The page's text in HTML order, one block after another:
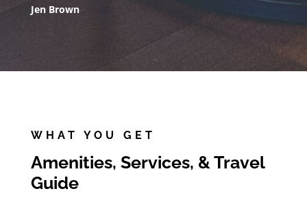
Jen Brown
WHAT YOU GET
Amenities, Services, & Travel
Guide